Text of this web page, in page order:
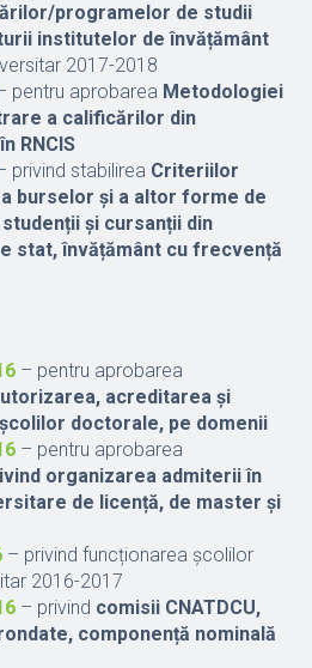
programelor de studii
institutelor de învățământ
2017-2018
pentru aprobarea Metodologiei
a calificărilor din
RNCIS
privind stabilirea Criteriilor
burselor și a altor forme de
și cursanții din
stat, învățământ cu frecvență
– pentru aprobarea
acreditarea și
doctorale, pe domenii
– pentru aprobarea
organizarea admiterii în
de licență, de master și
– privind funcționarea școlilor
2016-2017
– privind comisii CNATDCU,
componență nominală